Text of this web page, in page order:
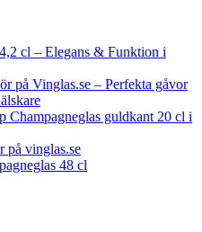
cl – Elegans & Funktion i
på Vinglas.se – Perfekta gåvor
Champagneglas guldkant 20 cl i
på vinglas.se
48 cl